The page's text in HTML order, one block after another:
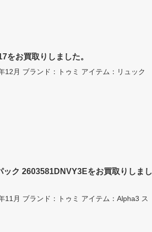
をお買取りしました。
12月 ブランド：トゥミ アイテム：リュック
ック 2603581DNVY3Eをお買取りしまし
11月 ブランド：トゥミ アイテム：Alpha3 ス